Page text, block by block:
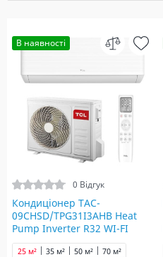
В наявності
0 Відгук
Кондиціонер TAC-
09CHSD/TPG31I3AHB Heat
Pump Inverter R32 WI-FI
25 м² 35 м² 50 м² 70 м²